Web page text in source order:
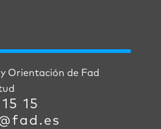
Orientación de Fad
15